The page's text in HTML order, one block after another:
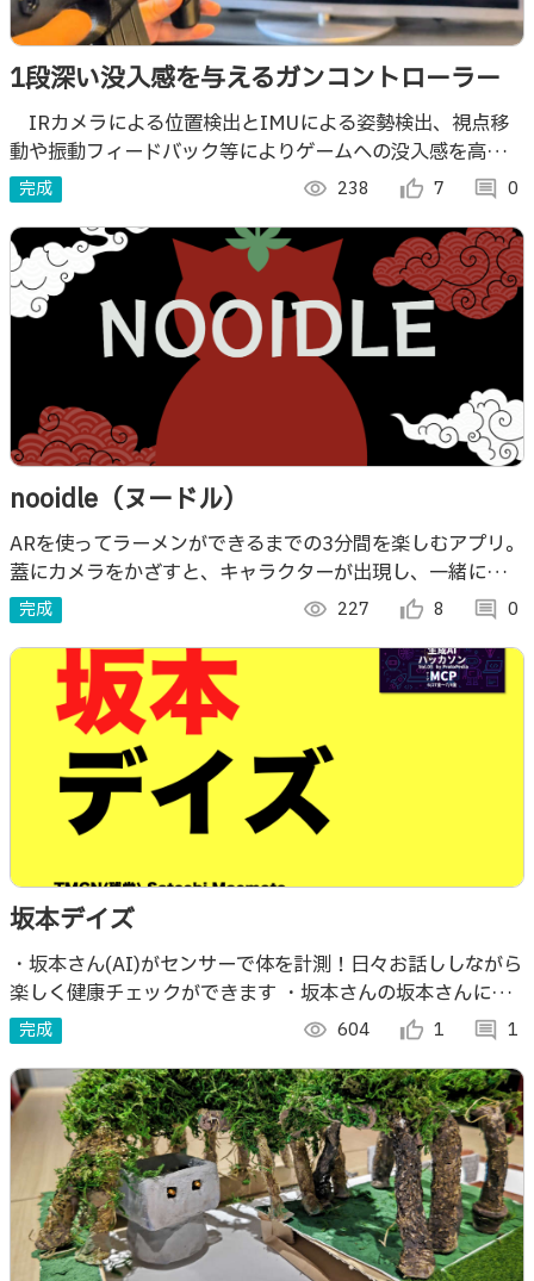
1段深い没入感を与えるガンコントローラー
IRカメラによる位置検出とIMUによる姿勢検出、視点移
動や振動フィードバック等によりゲームへの没入感を高める
一体型ガンコントローラーです。VRゴーグルを使わないの
で、PCゲーム全てに対応できます。
完成 visibility 238 thumb_up_alt 7 comment 0
nooidle（ヌードル）
ARを使ってラーメンができるまでの3分間を楽しむアプリ。
蓋にカメラをかざすと、キャラクターが出現し、一緒にミニ
ゲームを楽しむことができる。
完成 visibility 227 thumb_up_alt 8 comment 0
坂本デイズ
・坂本さん(AI)がセンサーで体を計測！日々お話ししながら
楽しく健康チェックができます ・坂本さんの坂本さんによ
る坂本さんのためのヘルスケアソリューション ・AIがほと
んどのコードを書きました
完成 visibility 604 thumb_up_alt 1 comment 1